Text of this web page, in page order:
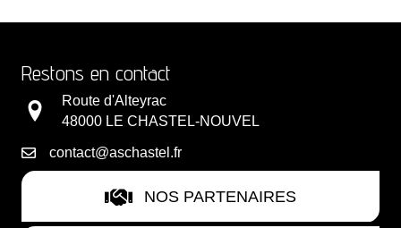
Restons en contact
Route d'Alteyrac
48000 LE CHASTEL-NOUVEL
contact@aschastel.fr
NOS PARTENAIRES